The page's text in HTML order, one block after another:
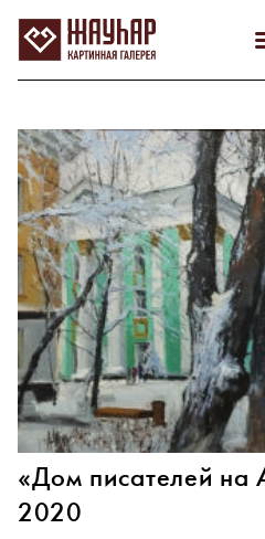
«Дом писателей на
2020